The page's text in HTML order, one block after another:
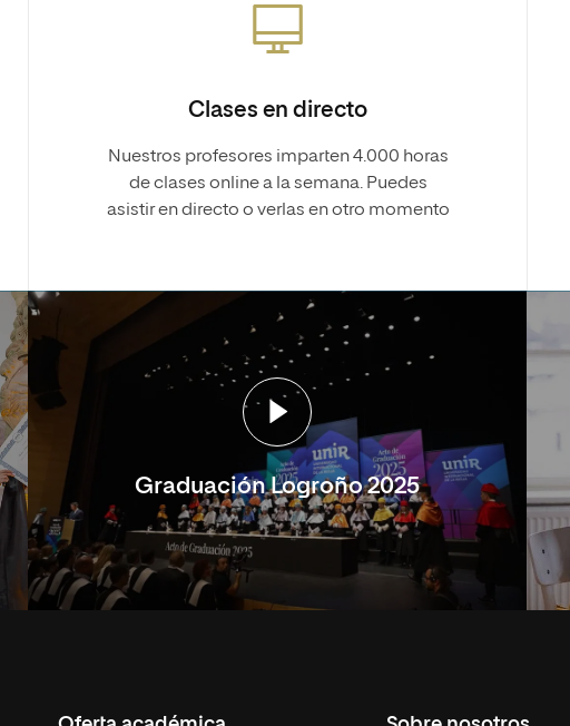
Clases en directo
Nuestros profesores imparten 4.000 horas
de clases online a la semana. Puedes
asistir en directo o verlas en otro momento
Graduación Logroño 2025